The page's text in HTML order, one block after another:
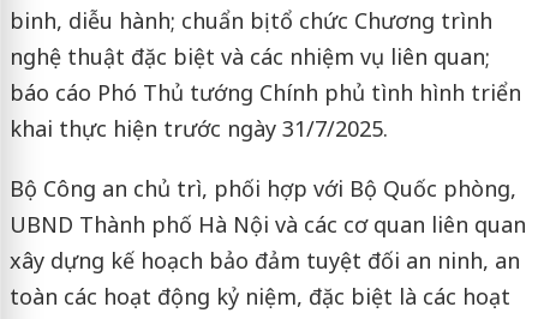
binh, diễu hành; chuẩn bị tổ chức Chương trình
nghệ thuật đặc biệt và các nhiệm vụ liên quan;
báo cáo Phó Thủ tướng Chính phủ tình hình triển
khai thực hiện trước ngày 31/7/2025.
Bộ Công an chủ trì, phối hợp với Bộ Quốc phòng,
UBND Thành phố Hà Nội và các cơ quan liên quan
xây dựng kế hoạch bảo đảm tuyệt đối an ninh, an
toàn các hoạt động kỷ niệm, đặc biệt là các hoạt